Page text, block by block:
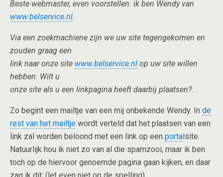
Beste webmaster, even voorstellen: ik ben Wendy van
www.belservice.nl.
Via een zoekmachiene zijn we uw site tegengekomen en
zouden graag een
link naar onze site www.belservice.nl op uw site willen
hebben. Wilt u
onze site als u een linkpagina heeft daarbij plaatsen?.
Zo begint een mailtje van een mij onbekende Wendy. In de
rest van het mailtje wordt verteld dat het plaatsen van een
link zal worden beloond met een link op een portalsite.
Natuurlijk hou ik niet zo van al die spamzooi, maar ik ben
toch op de hiervoor genoemde pagina gaan kijken, en daar